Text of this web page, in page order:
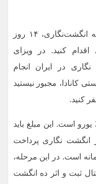
بعد از لاج کردن ویزا و دریافت نامه انگشت‌نگاری، ۱۴ روز
کنید. در ویزای
در ایران انجام
کانادا، مجبور نیستید
کنید.
هزینه دریافت اطلاعات بیومتریک 23 یورو است. این مبلغ باید
انگشت نگاری پرداخت
است. در این مرحله،
ثبت و اثر ده انگشت